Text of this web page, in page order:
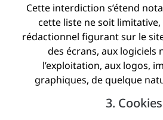
Cette interdiction s’étend
cette liste ne soit
rédactionnel figurant sur le
des écrans, aux logiciels
l’exploitation, aux logos,
graphiques, de quelque
3. Cookies